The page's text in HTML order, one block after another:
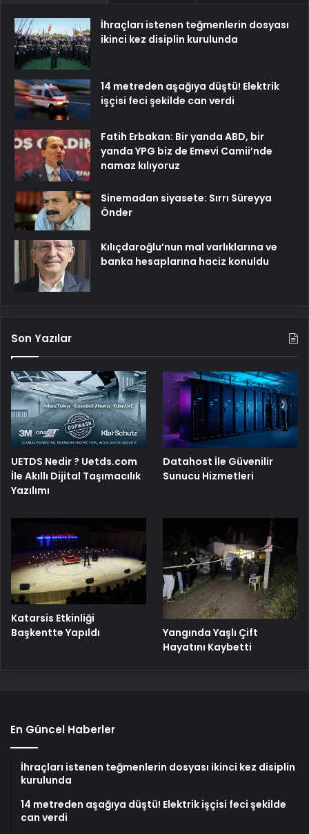
İhraçları istenen teğmenlerin dosyası
ikinci kez disiplin kurulunda
14 metreden aşağıya düştü! Elektrik
işçisi feci şekilde can verdi
Fatih Erbakan: Bir yanda ABD, bir
yanda YPG biz de Emevi Camii’nde
namaz kılıyoruz
Sinemadan siyasete: Sırrı Süreyya
Önder
Kılıçdaroğlu’nun mal varlıklarına ve
banka hesaplarına haciz konuldu
Son Yazılar
UETDS Nedir ? Uetds.com
İle Akıllı Dijital Taşımacılık
Yazılımı
Datahost İle Güvenilir
Sunucu Hizmetleri
Katarsis Etkinliği
Başkentte Yapıldı
Yangında Yaşlı Çift
Hayatını Kaybetti
En Güncel Haberler
İhraçları istenen teğmenlerin dosyası ikinci kez disiplin
kurulunda
14 metreden aşağıya düştü! Elektrik işçisi feci şekilde
can verdi